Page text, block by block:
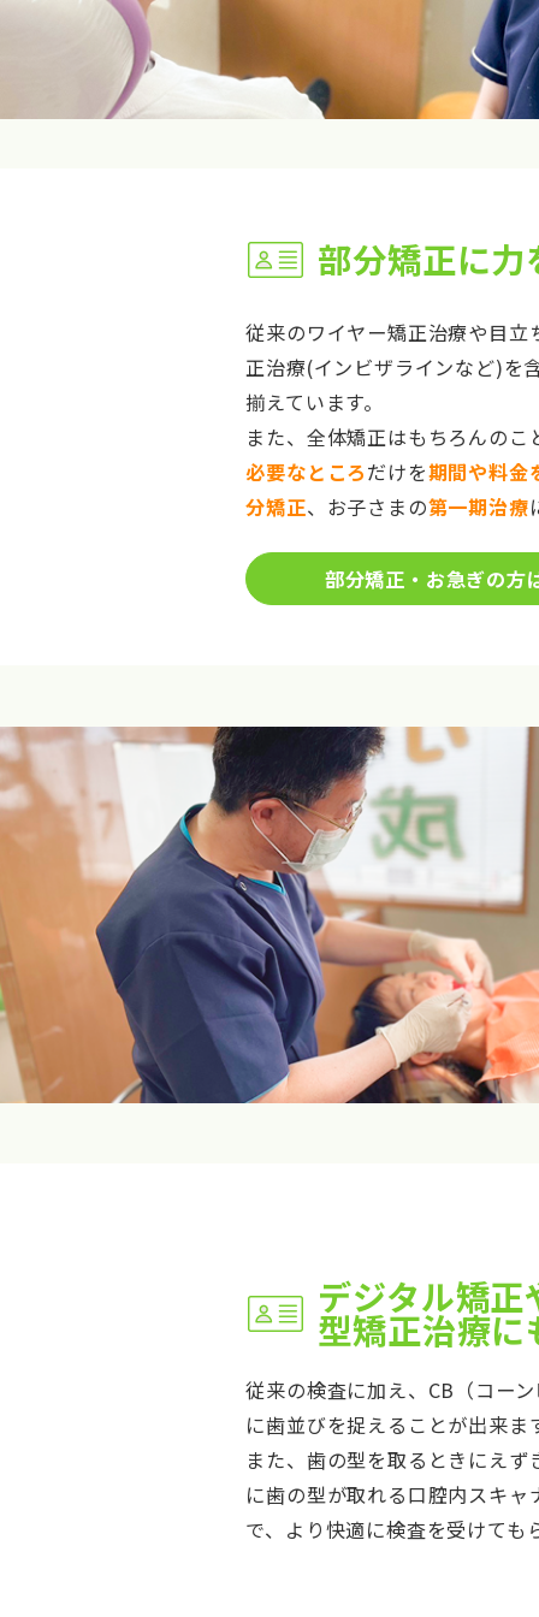
部分矯正に
従来のワイヤー矯正治療や目立
正治療(インビザラインなど)を
揃えています。
また、全体矯正はもちろんのこ
必要なところだけを期間や料金
分矯正、お子さまの第一期治療
部分矯正・お急ぎの方
デジタル矯
型矯正治療に
従来の検査に加え、CB（コー
に歯並びを捉えることが出来ま
また、歯の型を取るときにえ
に歯の型が取れる口腔内スキ
で、より快適に検査を受けても